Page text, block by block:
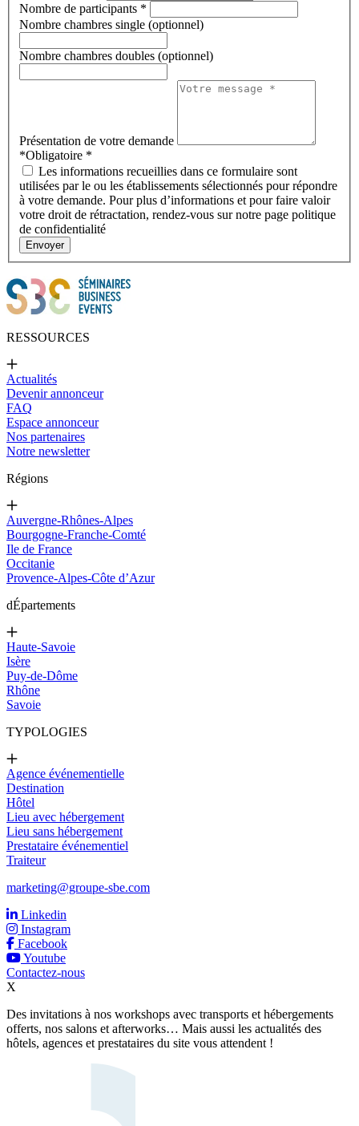
Nombre de participants *
Nombre chambres single (optionnel)
Nombre chambres doubles (optionnel)
Présentation de votre demande
*Obligatoire *
Les informations recueillies dans ce formulaire sont
utilisées par le ou les établissements sélectionnés pour répondre
à votre demande. Pour plus d’informations et pour faire valoir
votre droit de rétractation, rendez-vous sur notre page politique
de confidentialité
Envoyer
RESSOURCES
Actualités
Devenir annonceur
FAQ
Espace annonceur
Nos partenaires
Notre newsletter
Régions
Auvergne-Rhônes-Alpes
Bourgogne-Franche-Comté
Ile de France
Occitanie
Provence-Alpes-Côte d’Azur
dÉpartements
Haute-Savoie
Isère
Puy-de-Dôme
Rhône
Savoie
TYPOLOGIES
Agence événementielle
Destination
Hôtel
Lieu avec hébergement
Lieu sans hébergement
Prestataire événementiel
Traiteur
marketing@groupe-sbe.com
Linkedin
Instagram
Facebook
Youtube
Contactez-nous
X
Des invitations à nos workshops avec transports et hébergements
offerts, nos salons et afterworks… Mais aussi les actualités des
hôtels, agences et prestataires du site vous attendent !